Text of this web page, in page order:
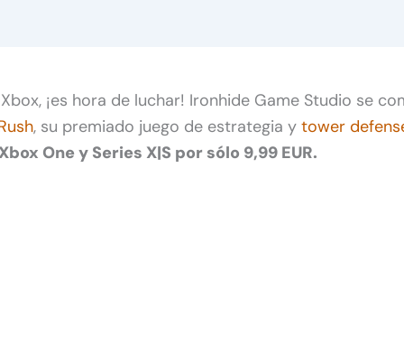
¡es hora de luchar! Ironhide Game Studio se
, su premiado juego de estrategia y tower
Xbox One y Series X|S por sólo 9,99 EUR.